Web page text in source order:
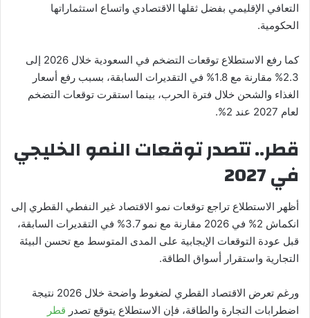
التعافي الإقليمي بفضل ثقلها الاقتصادي واتساع استثماراتها
الحكومية.
كما رفع الاستطلاع توقعات التضخم في السعودية خلال 2026 إلى
2.3% مقارنة مع 1.8% في التقديرات السابقة، بسبب رفع أسعار
الغذاء والشحن خلال فترة الحرب، بينما استقرت توقعات التضخم
لعام 2027 عند 2%.
قطر.. تتصدر توقعات النمو الخليجي
في 2027
أظهر الاستطلاع تراجع توقعات نمو الاقتصاد غير النفطي القطري إلى
انكماش 2% في 2026 مقارنة مع نمو 3.7% في التقديرات السابقة،
قبل عودة التوقعات الإيجابية على المدى المتوسط مع تحسن البيئة
التجارية واستقرار أسواق الطاقة.
ورغم تعرض الاقتصاد القطري لضغوط واضحة خلال 2026 نتيجة
اضطرابات التجارة والطاقة، فإن الاستطلاع يتوقع تصدر قطر